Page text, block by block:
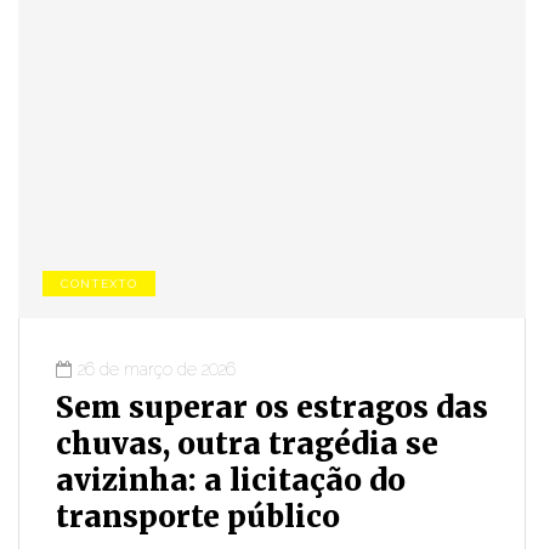
CONTEXTO
26 de março de 2026
Sem superar os estragos das
chuvas, outra tragédia se
avizinha: a licitação do
transporte público